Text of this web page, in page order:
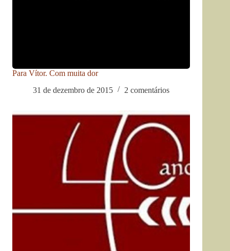
Para Vítor. Com muita dor
31 de dezembro de 2015
2 comentários